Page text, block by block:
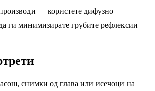
— користете дифузно
ги минимизирате грубите рефлексии
снимки од глава или исечоци на